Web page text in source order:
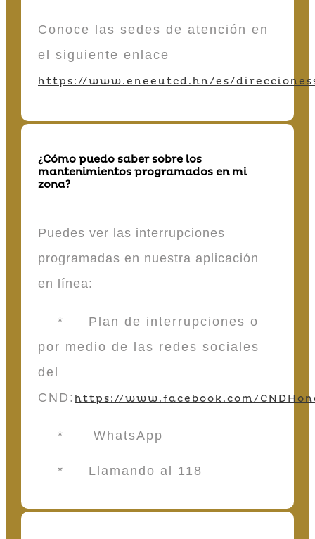
Conoce las sedes de atención en
el siguiente enlace
https://www.eneeutcd.hn/es/
¿Cómo puedo saber sobre los
mantenimientos programados en mi
zona?
Puedes ver las interrupciones
programadas en nuestra aplicación
en línea:
* Plan de interrupciones o
por medio de las redes sociales
del
CND: https://www.facebook.com/
* WhatsApp
* Llamando al 118